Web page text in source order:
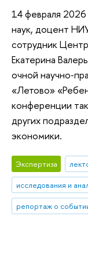
14 февраля 2026
наук, доцент
сотрудник
Екатерина
очной
«Летово»
конференции
других
экономики.
Экспертиза
исследования и
репортаж о